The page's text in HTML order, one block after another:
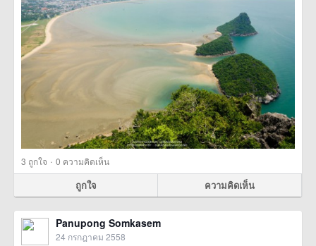
3 ถูกใจ · 0 ความคิดเห็น
ถูกใจ ความคิดเห็น
Panupong Somkasem
24 กรกฎาคม 2558